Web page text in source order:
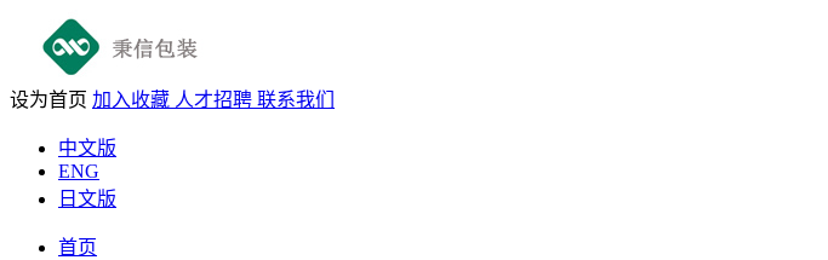
设为首页 加入收藏 人才招聘 联系我们
中文版
ENG
日文版
首页